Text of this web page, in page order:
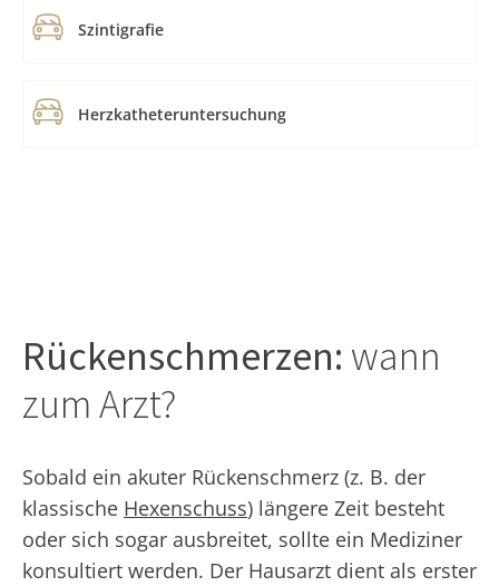
Szintigrafie
Herzkatheteruntersuchung
Rückenschmerzen: wann
zum Arzt?
Sobald ein akuter Rückenschmerz (z. B. der
klassische Hexenschuss) längere Zeit besteht
oder sich sogar ausbreitet, sollte ein Mediziner
konsultiert werden. Der Hausarzt dient als erster